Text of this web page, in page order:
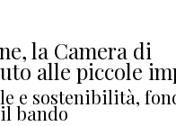
la Camera di
alle piccole
e sostenibilità,
bando